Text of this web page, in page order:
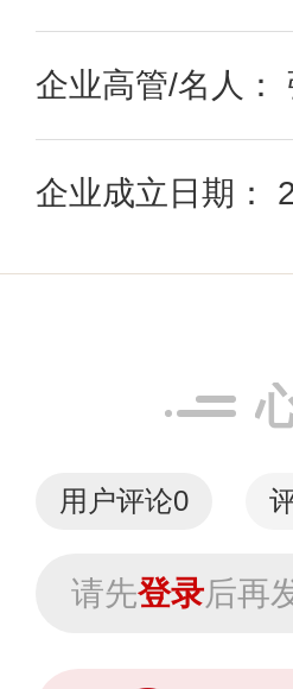
企业高管/名人：
企业成立日期：
用户评论0
请先登录后再